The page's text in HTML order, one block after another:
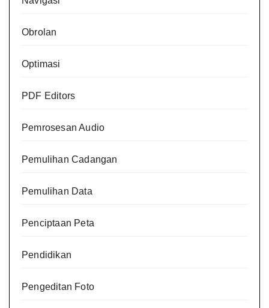
Obrolan
Optimasi
PDF Editors
Pemrosesan Audio
Pemulihan Cadangan
Pemulihan Data
Penciptaan Peta
Pendidikan
Pengeditan Foto